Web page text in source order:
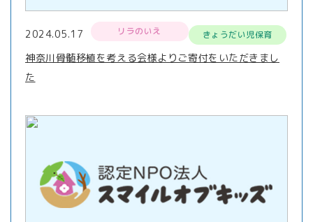
2024.05.17 リラのいえ きょうだい児保育
神奈川骨髄移植を考える会様よりご寄付をいただきまし
た